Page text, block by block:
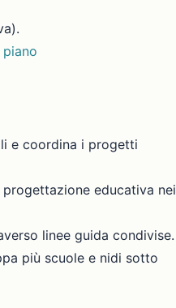
piano
e coordina i progetti
educativa nei
linee guida condivise.
più scuole e nidi sotto